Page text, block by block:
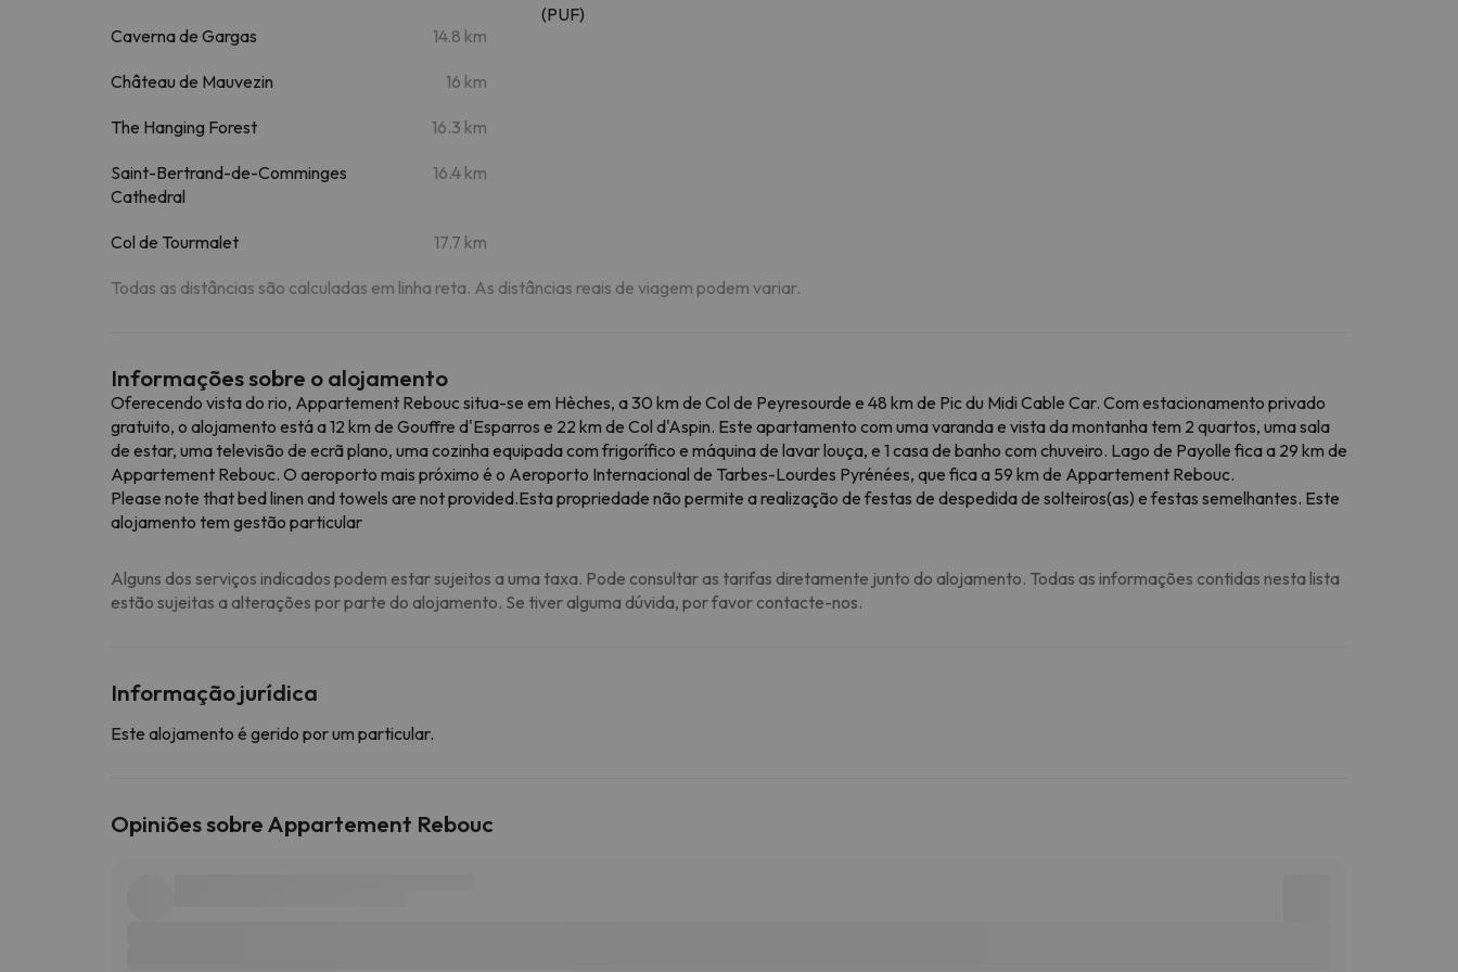
Caverna de Gargas 14.8 km
Château de Mauvezin 16 km
The Hanging Forest 16.3 km
Saint-Bertrand-de-Comminges
Cathedral
16.4 km
Col de Tourmalet 17.7 km
(PUF)
Todas as distâncias são calculadas em linha reta. As distâncias reais de viagem podem variar.
Informações sobre o alojamento
Oferecendo vista do rio, Appartement Rebouc situa-se em Hèches, a 30 km de Col de Peyresourde e 48 km de Pic du Midi Cable Car. Com estacionamento privado
gratuito, o alojamento está a 12 km de Gouffre d'Esparros e 22 km de Col d'Aspin. Este apartamento com uma varanda e vista da montanha tem 2 quartos, uma sala
de estar, uma televisão de ecrã plano, uma cozinha equipada com frigorífico e máquina de lavar louça, e 1 casa de banho com chuveiro. Lago de Payolle fica a 29 km de
Appartement Rebouc. O aeroporto mais próximo é o Aeroporto Internacional de Tarbes-Lourdes Pyrénées, que fica a 59 km de Appartement Rebouc.
Please note that bed linen and towels are not provided.Esta propriedade não permite a realização de festas de despedida de solteiros(as) e festas semelhantes. Este
alojamento tem gestão particular
Alguns dos serviços indicados podem estar sujeitos a uma taxa. Pode consultar as tarifas diretamente junto do alojamento. Todas as informações contidas nesta lista
estão sujeitas a alterações por parte do alojamento. Se tiver alguma dúvida, por favor contacte-nos.
Informação jurídica
Este alojamento é gerido por um particular.
Opiniões sobre Appartement Rebouc